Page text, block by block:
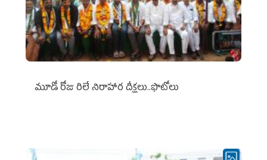
మూడో రోజు రిలే నిరాహార దీక్షలు..ఫొటోలు